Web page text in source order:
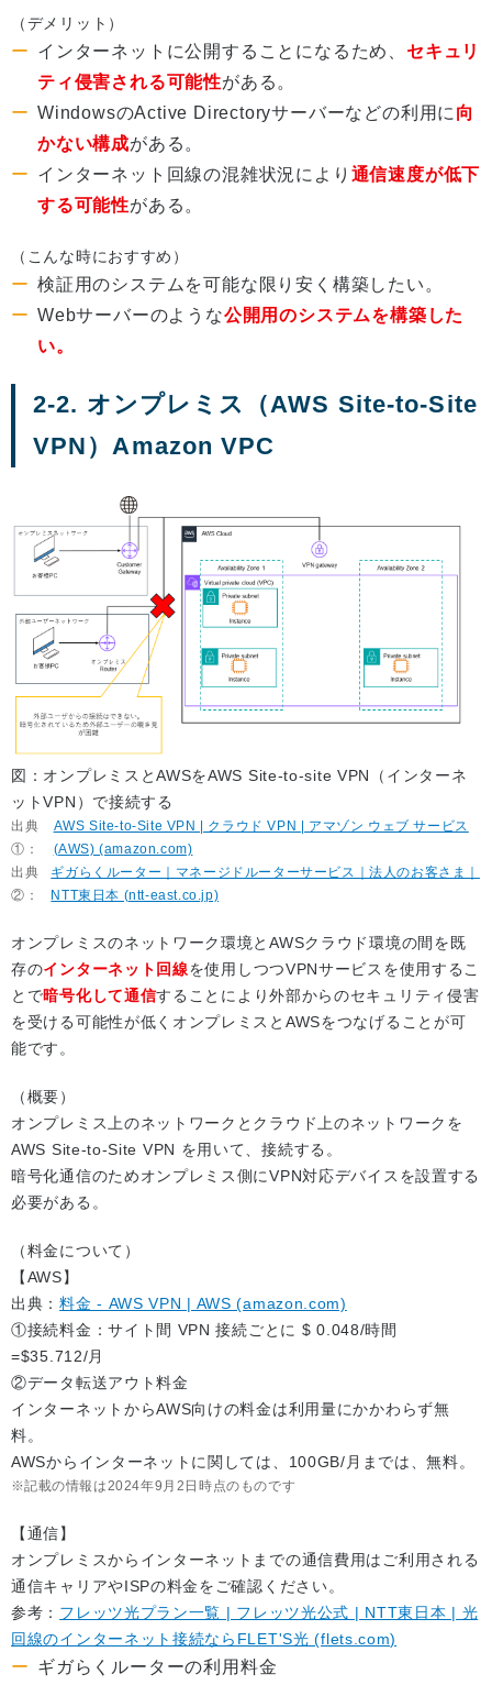
（デメリット）
インターネットに公開することになるため、 セキュリ
ティ侵害される可能性がある。
WindowsのActive Directoryサーバーなどの利用に 向
かない構成がある。
インターネット回線の混雑状況により 通信速度が低下
する可能性がある。
（こんな時におすすめ）
検証用のシステムを可能な限り安く構築したい。
Webサーバーのような公開用のシステムを構築した
い。
2-2. オンプレミス（AWS Site-to-Site
VPN）Amazon VPC
図：オンプレミスとAWSをAWS Site-to-site VPN（インターネ
ットVPN）で接続する
出典
①：
AWS Site-to-Site VPN | クラウド VPN | アマゾン ウェブ サービス
(AWS) (amazon.com)
出典
②：
ギガらくルーター｜マネージドルーターサービス｜法人のお客さま｜
NTT東日本 (ntt-east.co.jp)
オンプレミスのネットワーク環境とAWSクラウド環境の間を既
存のインターネット回線を使用しつつVPNサービスを使用するこ
とで暗号化して通信することにより外部からのセキュリティ侵害
を受ける可能性が低くオンプレミスとAWSをつなげることが可
能です。
（概要）
オンプレミス上のネットワークとクラウド上のネットワークを
AWS Site-to-Site VPN を用いて、接続する。
暗号化通信のためオンプレミス側にVPN対応デバイスを設置する
必要がある。
（料金について）
【AWS】
出典：料金 - AWS VPN | AWS (amazon.com)
①接続料金：サイト間 VPN 接続ごとに $ 0.048/時間
=$35.712/月
②データ転送アウト料金
インターネットからAWS向けの料金は利用量にかかわらず無
料。
AWSからインターネットに関しては、100GB/月までは、無料。
記載の情報は2024年9月2日時点のものです
【通信】
オンプレミスからインターネットまでの通信費用はご利用される
通信キャリアやISPの料金をご確認ください。
参考： フレッツ光プラン一覧 | フレッツ光公式 | NTT東日本 | 光
回線のインターネット接続ならFLET'S光 (flets.com)
ギガらくルーターの利用料金